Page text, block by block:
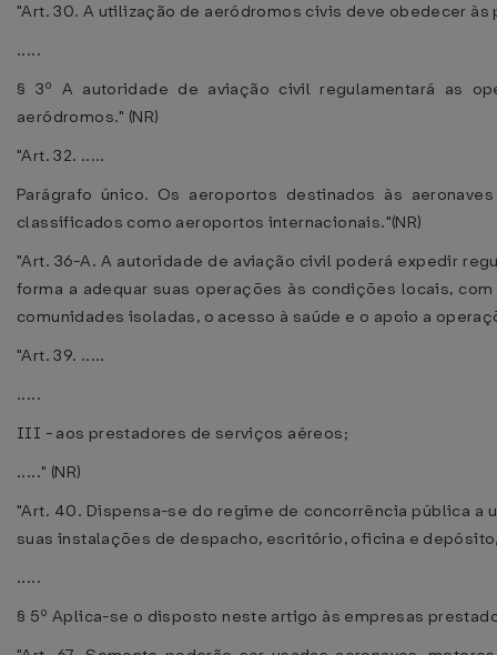
"Art. 30. A utilização de aeródromos civis deve obedecer
.....
§ 3º A autoridade de aviação civil regulamentará as
aeródromos." (NR)
"Art. 32. .....
Parágrafo único. Os aeroportos destinados às
classificados como aeroportos internacionais."(NR)
"Art. 36-A. A autoridade de aviação civil poderá expedir
forma a adequar suas operações às condições locais,
comunidades isoladas, o acesso à saúde e o apoio a
"Art. 39. .....
.....
III - aos prestadores de serviços aéreos;
....." (NR)
"Art. 40. Dispensa-se do regime de concorrência pública
suas instalações de despacho, escritório, oficina e
.....
§ 5º Aplica-se o disposto neste artigo às empresas